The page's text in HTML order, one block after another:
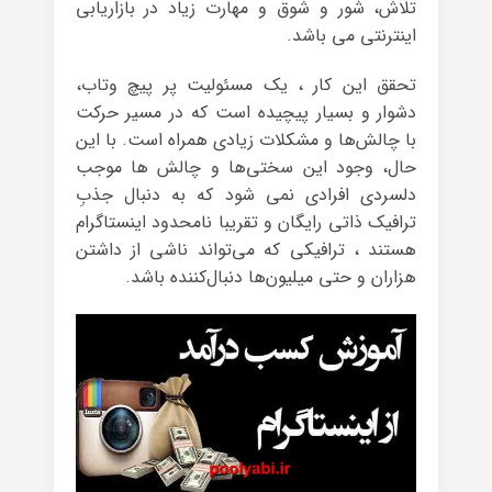
تلاش، شور و شوق و مهارت زیاد در بازاریابی
اینترنتی می باشد.
تحقق این کار ، یک مسئولیت پر پیچ وتاب،
دشوار و بسیار پیچیده است که در مسیر حرکت
با چالش‌ها و مشکلات زیادی همراه است. با این
حال، وجود این سختی‌ها و چالش ها موجب
دلسردی افرادی نمی شود که به دنبال جذبِ
ترافیک ذاتی رایگان و تقریبا نامحدود اینستاگرام
هستند ، ترافیکی که می‌تواند ناشی از داشتن
هزاران و حتی میلیون‌ها دنبال‌کننده باشد.